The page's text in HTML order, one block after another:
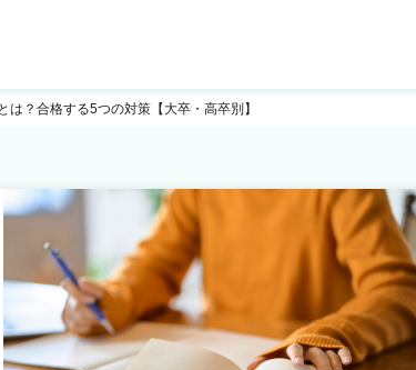
は？合格する5つの対策【大卒・高卒別】